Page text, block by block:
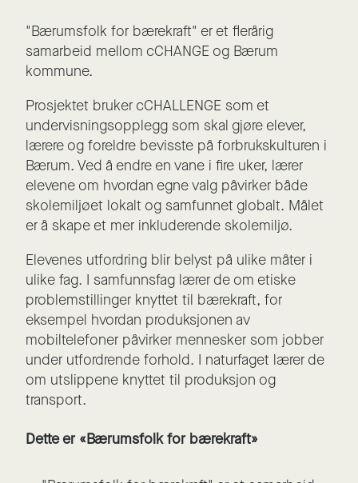
"Bærumsfolk for bærekraft" er et flerårig
samarbeid mellom cCHANGE og Bærum
kommune.
Prosjektet bruker cCHALLENGE som et
undervisningsopplegg som skal gjøre elever,
lærere og foreldre bevisste på forbrukskulturen i
Bærum. Ved å endre en vane i fire uker, lærer
elevene om hvordan egne valg påvirker både
skolemiljøet lokalt og samfunnet globalt. Målet
er å skape et mer inkluderende skolemiljø.
Elevenes utfordring blir belyst på ulike måter i
ulike fag. I samfunnsfag lærer de om etiske
problemstillinger knyttet til bærekraft, for
eksempel hvordan produksjonen av
mobiltelefoner påvirker mennesker som jobber
under utfordrende forhold. I naturfaget lærer de
om utslippene knyttet til produksjon og
transport.
Dette er «Bærumsfolk for bærekraft»